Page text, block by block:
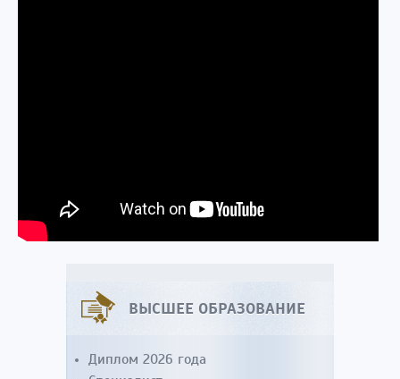
ВЫСШЕЕ ОБРАЗОВАНИЕ
Диплом 2026 года